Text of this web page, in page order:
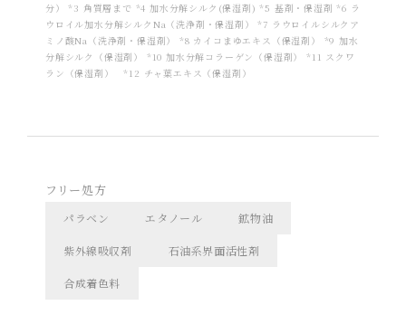
分） *3 角質層まで *4 加水分解シルク(保湿剤) *5 基剤・保湿剤 *6 ラ
ウロイル加水分解シルクNa（洗浄剤・保湿剤） *7 ラウロイルシルクア
ミノ酸Na（洗浄剤・保湿剤） *8 カイコまゆエキス（保湿剤） *9 加水
分解シルク（保湿剤） *10 加水分解コラーゲン（保湿剤） *11 スクワ
ラン（保湿剤） *12 チャ葉エキス（保湿剤）
フリー処方
パラベン エタノール 鉱物油
紫外線吸収剤 石油系界面活性剤
合成着色料